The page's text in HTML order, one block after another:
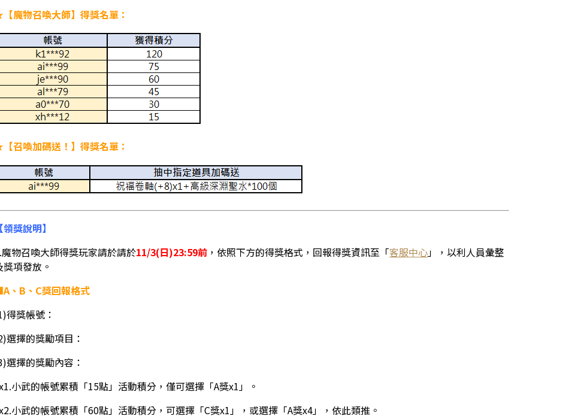
魔物召喚大師】得獎名單：
召喚加碼送！】得獎名單：
【領獎說明】
魔物召喚大師得獎玩家請於請於11/3(日)23:59前 ，依照下方的得獎格式，回報得獎資訊至「客服中心」，以利人員彙整
獎項發放。
、B、C獎回報格式
得獎帳號：
選擇的獎勵項目：
選擇的獎勵內容：
小武的帳號累積「15點」活動積分，僅可選擇「A獎x1」。
小武的帳號累積「60點」活動積分，可選擇「C獎x1」，或選擇「A獎x4」，依此類推。